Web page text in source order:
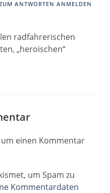
ANTWORTEN ANMELDEN
radfahrerischen
„heroischen“
einen Kommentar
um Spam zu
Kommentardaten